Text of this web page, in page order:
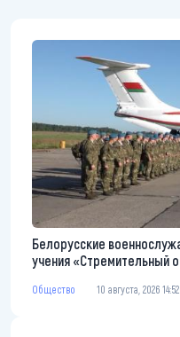
Белорусские
учения «Стремительный
Общество 10 августа, 2026 14:52